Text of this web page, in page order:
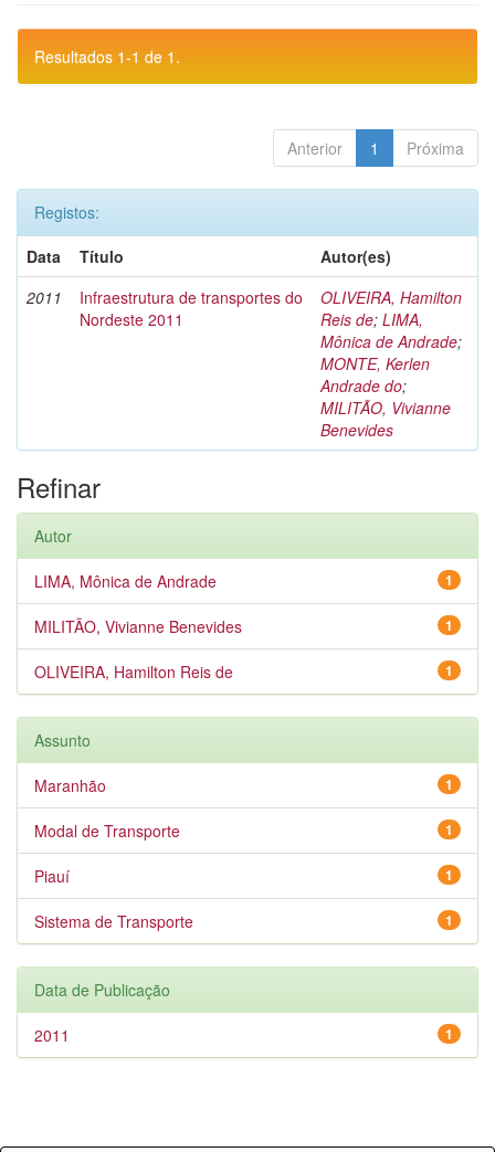
Resultados 1-1 de 1.
Anterior 1 Próxima
Registos:
Data
Título
Autor(es)
2011
Infraestrutura de transportes do
Nordeste 2011
OLIVEIRA, Hamilton
Reis de; LIMA,
Mônica de Andrade;
MONTE, Kerlen
Andrade do;
MILITÃO, Vivianne
Benevides
Refinar
Autor
1
LIMA, Mônica de Andrade
1
MILITÃO, Vivianne Benevides
1
OLIVEIRA, Hamilton Reis de
Assunto
1
Maranhão
1
Modal de Transporte
1
Piauí
1
Sistema de Transporte
Data de Publicação
1
2011